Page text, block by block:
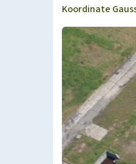
Koordinate